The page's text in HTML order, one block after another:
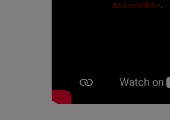
databeskyttelse.